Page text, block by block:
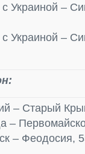
с Украиной –
с Украиной –
– Старый
–
– Феодосия,